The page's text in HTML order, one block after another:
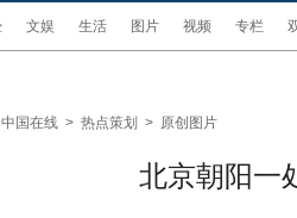
文娱 生活 图片 视频 专栏
中国在线 > 热点策划 > 原创图片
北京朝阳一